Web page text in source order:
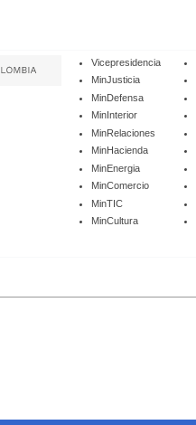
Vicepresidencia
MinJusticia
MinDefensa
MinInterior
MinRelaciones
MinHacienda
MinEnergia
MinComercio
MinTIC
MinCultura